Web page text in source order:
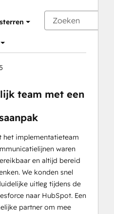
team met een
het implementatieteam
waren
en altijd bereid
We konden snel
uitleg tijdens de
naar HubSpot. Een
partner om mee